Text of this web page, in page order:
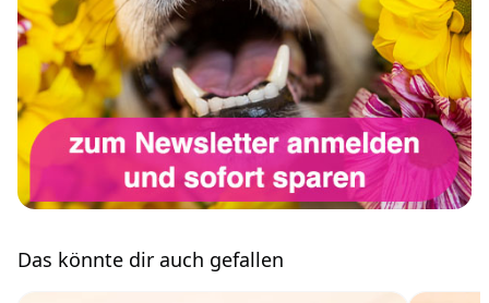
Das könnte dir auch gefallen